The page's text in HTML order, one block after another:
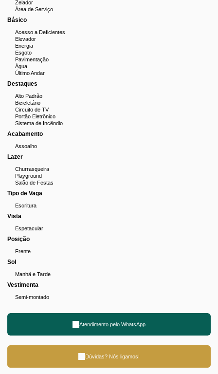
Zelador
Área de Serviço
Básico
Acesso a Deficientes
Elevador
Energia
Esgoto
Pavimentação
Água
Último Andar
Destaques
Alto Padrão
Bicicletário
Circuito de TV
Portão Eletrônico
Sistema de Incêndio
Acabamento
Assoalho
Lazer
Churrasqueira
Playground
Salão de Festas
Tipo de Vaga
Escritura
Vista
Espetacular
Posição
Frente
Sol
Manhã e Tarde
Vestimenta
Semi-montado
Atendimento pelo WhatsApp
Dúvidas? Nós ligamos!